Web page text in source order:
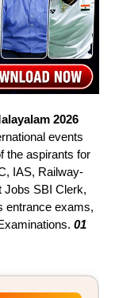
2026
events
the aspirants for
IAS, Railway-
Jobs SBI Clerk,
entrance exams,
01